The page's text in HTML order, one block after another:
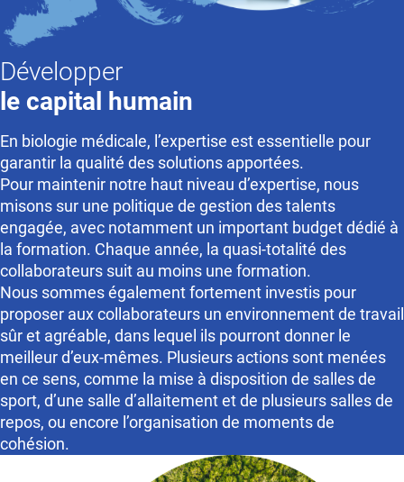
Développer
le capital humain
En biologie médicale, l’expertise est essentielle pour
garantir la qualité des solutions apportées.
Pour maintenir notre haut niveau d’expertise, nous
misons sur une politique de gestion des talents
engagée, avec notamment un important budget dédié à
la formation. Chaque année, la quasi-totalité des
collaborateurs suit au moins une formation.
Nous sommes également fortement investis pour
proposer aux collaborateurs un environnement de travail
sûr et agréable, dans lequel ils pourront donner le
meilleur d’eux-mêmes. Plusieurs actions sont menées
en ce sens, comme la mise à disposition de salles de
sport, d’une salle d’allaitement et de plusieurs salles de
repos, ou encore l’organisation de moments de
cohésion.